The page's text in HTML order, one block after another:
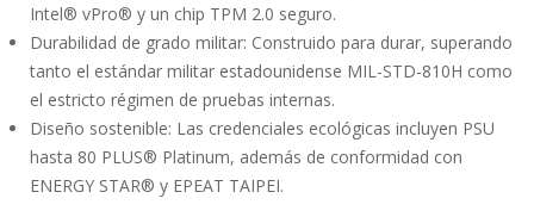
Intel® vPro® y un chip TPM 2.0 seguro.
Durabilidad de grado militar: Construido para durar, superando
tanto el estándar militar estadounidense MIL-STD-810H como
el estricto régimen de pruebas internas.
Diseño sostenible: Las credenciales ecológicas incluyen PSU
hasta 80 PLUS® Platinum, además de conformidad con
ENERGY STAR® y EPEAT TAIPEI.